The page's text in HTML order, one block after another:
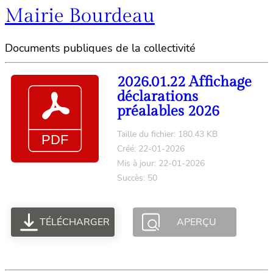
Mairie Bourdeau
Documents publiques de la collectivité
2026.01.22 Affichage
déclarations
préalables 2026
Taille du fichier: 180.43 KB
Créé: 22-01-2026
Mis à jour: 22-01-2026
Succès: 50
TÉLÉCHARGER APERÇU